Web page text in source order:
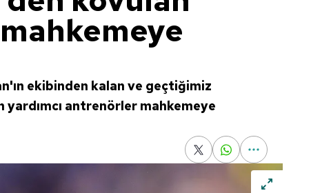
ekibinden kalan ve geçtiğimiz
antrenörler mahkemeye